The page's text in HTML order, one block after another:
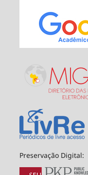
Preservação Digital: